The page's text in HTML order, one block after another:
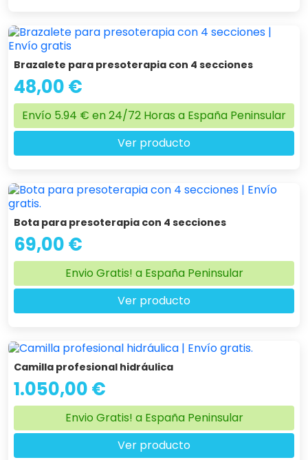
Brazalete para presoterapia con 4 secciones
48,00 €
Envío 5.94 € en 24/72 Horas a España Peninsular
Ver producto
Bota para presoterapia con 4 secciones
69,00 €
Envio Gratis! a España Peninsular
Ver producto
Camilla profesional hidráulica
1.050,00 €
Envio Gratis! a España Peninsular
Ver producto